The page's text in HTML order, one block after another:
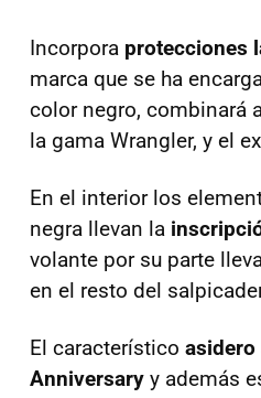
Incorpora protecciones
marca que se ha
color negro, combinará
la gama Wrangler, y el
En el interior los
negra llevan la
volante por su parte
en el resto del
El característico
Anniversary y además